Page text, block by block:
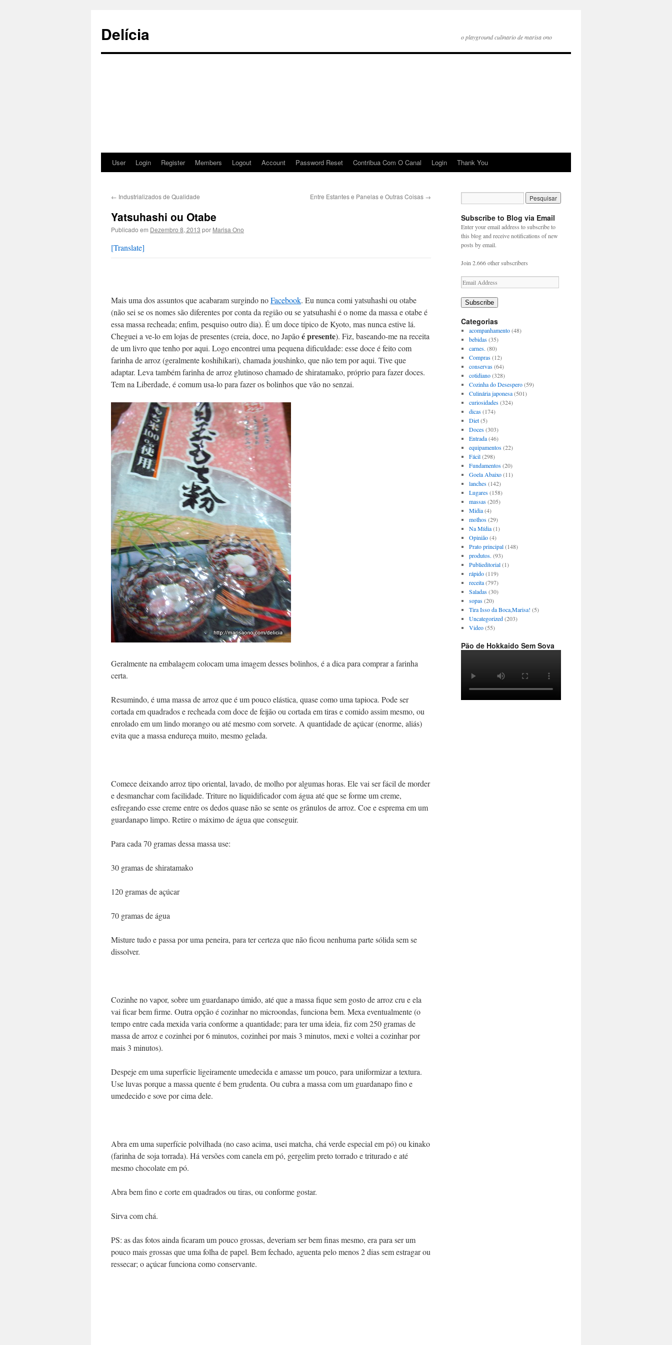
Delícia o playground culinario de marisa ono
Saltar
conteúdo
User Login Register Members Logout Account Password Reset Contribua Com O Canal Login Thank You
← Industrializados de Qualidade Entre Estantes e Panelas e Outras Coisas →
Yatsuhashi ou Otabe
Publicado em Dezembro 8, 2013 por Marisa Ono
[Translate]
Mais uma dos assuntos que acabaram surgindo noFacebook. Eu nunca comi yatsuhashi ou otabe
(não sei se os nomes são diferentes por conta da região ou se yatsuhashi é o nome da massa e otabe é
essa massa recheada; enfim, pesquiso outro dia). É um doce típico de Kyoto, mas nunca estive lá.
Cheguei a ve-lo em lojas de presentes (creia, doce, no Japãoé presente). Fiz, baseando-me na receita
de um livro que tenho por aqui. Logo encontrei uma pequena dificuldade: esse doce é feito com
farinha de arroz (geralmente koshihikari), chamada joushinko, que não tem por aqui. Tive que
adaptar. Leva também farinha de arroz glutinoso chamado de shiratamako, próprio para fazer doces.
Tem na Liberdade, é comum usa-lo para fazer os bolinhos que vão no senzai.
Geralmente na embalagem colocam uma imagem desses bolinhos, é a dica para comprar a farinha
certa.
Resumindo, é uma massa de arroz que é um pouco elástica, quase como uma tapioca. Pode ser
cortada em quadrados e recheada com doce de feijão ou cortada em tiras e comido assim mesmo, ou
enrolado em um lindo morango ou até mesmo com sorvete. A quantidade de açúcar (enorme, aliás)
evita que a massa endureça muito, mesmo gelada.
Comece deixando arroz tipo oriental, lavado, de molho por algumas horas. Ele vai ser fácil de morder
e desmanchar com facilidade. Triture no liquidificador com água até que se forme um creme,
esfregando esse creme entre os dedos quase não se sente os grânulos de arroz. Coe e esprema em um
guardanapo limpo. Retire o máximo de água que conseguir.
Para cada 70 gramas dessa massa use:
30 gramas de shiratamako
120 gramas de açúcar
70 gramas de água
Misture tudo e passa por uma peneira, para ter certeza que não ficou nenhuma parte sólida sem se
dissolver.
Cozinhe no vapor, sobre um guardanapo úmido, até que a massa fique sem gosto de arroz cru e ela
vai ficar bem firme. Outra opção é cozinhar no microondas, funciona bem. Mexa eventualmente (o
tempo entre cada mexida varia conforme a quantidade; para ter uma ideia, fiz com 250 gramas de
massa de arroz e cozinhei por 6 minutos, cozinhei por mais 3 minutos, mexi e voltei a cozinhar por
mais 3 minutos).
Despeje em uma superfície ligeiramente umedecida e amasse um pouco, para uniformizar a textura.
Use luvas porque a massa quente é bem grudenta. Ou cubra a massa com um guardanapo fino e
umedecido e sove por cima dele.
Abra em uma superfície polvilhada (no caso acima, usei matcha, chá verde especial em pó) ou kinako
(farinha de soja torrada). Há versões com canela em pó, gergelim preto torrado e triturado e até
mesmo chocolate em pó.
Abra bem fino e corte em quadrados ou tiras, ou conforme gostar.
Sirva com chá.
PS: as das fotos ainda ficaram um pouco grossas, deveriam ser bem finas mesmo, era para ser um
pouco mais grossas que uma folha de papel. Bem fechado, aguenta pelo menos 2 dias sem estragar ou
ressecar; o açúcar funciona como conservante.
Subscribe to Blog via Email
Enter your email address to subscribe to
this blog and receive notifications of new
posts by email.
Join 2.666 other subscribers
Email
Address
Subscribe
Categorias
acompanhamento(48)
bebidas(35)
carnes. (80)
Compras(12)
conservas(64)
cotidiano(328)
Cozinha do Desespero(59)
Culinária japonesa(501)
curiosidades(324)
dicas(174)
Diet(5)
Doces(303)
Entrada(46)
equipamentos(22)
Fácil(298)
Fundamentos(20)
Goela Abaixo(11)
lanches(142)
Lugares(158)
massas(205)
Midia(4)
molhos(29)
Na Mídia(1)
Opinião(4)
Prato principal(148)
produtos. (93)
Publieditorial(1)
rápido(119)
receita(797)
Saladas(30)
sopas(20)
Tira Isso da Boca,Marisa! (5)
Uncategorized(203)
Video(55)
Pão de Hokkaido Sem Sova